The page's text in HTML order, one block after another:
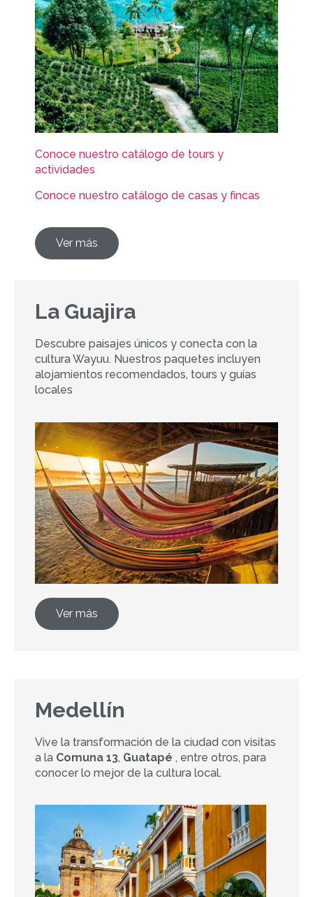
Conoce nuestro catálogo de tours y
actividades
Conoce nuestro catálogo de casas y fincas
Ver más
La Guajira
Descubre paisajes únicos y conecta con la
cultura Wayuu. Nuestros paquetes incluyen
alojamientos recomendados, tours y guías
locales
Ver más
Medellín
Vive la transformación de la ciudad con visitas
a la Comuna 13, Guatapé , entre otros, para
conocer lo mejor de la cultura local.